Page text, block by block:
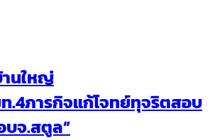
นใหญ่
.4ภารกิจแก้โจทย์ทุจริตสอบ
จ.สตูล”